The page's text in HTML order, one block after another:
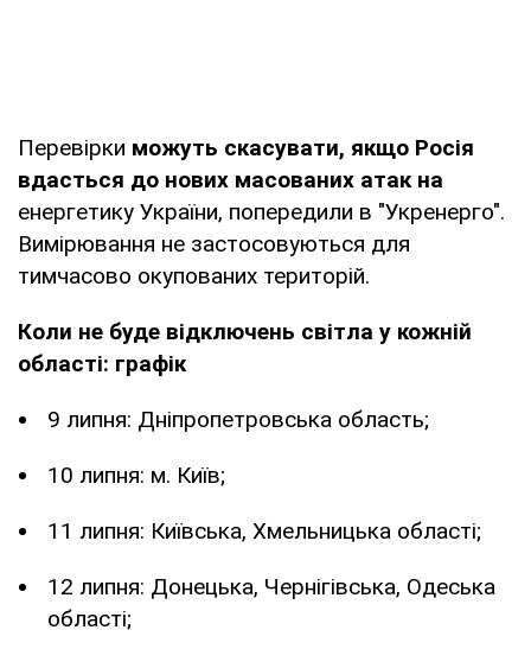
Перевірки можуть скасувати, якщо Росія
вдасться до нових масованих атак на
енергетику України, попередили в "Укренерго".
Вимірювання не застосовуються для
тимчасово окупованих територій.
Коли не буде відключень світла у кожній
області: графік
9 липня: Дніпропетровська область;
10 липня: м. Київ;
11 липня: Київська, Хмельницька області;
12 липня: Донецька, Чернігівська, Одеська
області;